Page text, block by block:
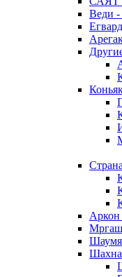
Веди
Аркон